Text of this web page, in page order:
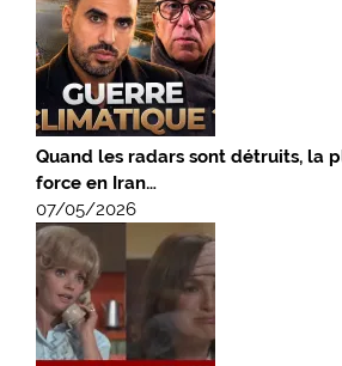
Quand les radars sont détruits, la
force en Iran…
07/05/2026